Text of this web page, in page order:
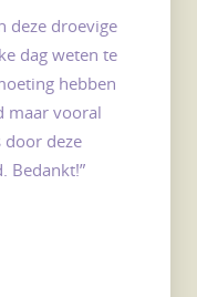
deze droevige
dag weten te
hebben
maar vooral
door deze
Bedankt!”